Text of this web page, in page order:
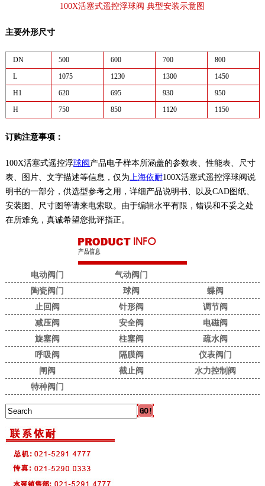
100X活塞式遥控浮球阀 典型安装示意图
主要外形尺寸
DN 500 600 700
800
L
1075 1230 1300
1450
H1
620 695 930
950
H
750 850 1120 1150
订购注意事项：
100X活塞式遥控浮球阀 产品电子样本所涵盖的参数表、性能表、尺寸
表、图片、文字描述等信息，仅为上海依耐100X活塞式遥控浮球阀说
明书的一部分，供选型参考之用，详细产品说明书、以及CAD图纸、
安装图、尺寸图等请来电索取。由于编辑水平有限，错误和不妥之处
在所难免，真诚希望您批评指正。
电动阀门
气动阀门
陶瓷阀门
球阀
蝶阀
止回阀
针形阀
调节阀
减压阀
安全阀
电磁阀
旋塞阀
柱塞阀
疏水阀
呼吸阀
隔膜阀
仪表阀门
闸阀
截止阀
水力控制阀
特种阀门